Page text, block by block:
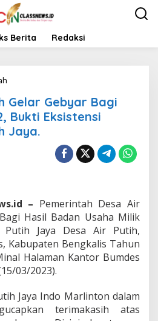
Berita Redaksi
m
d
e
s
t
h
G
e
l
a
r
e
b
Gelar Gebyar Bagi
Bukti Eksistensi
Jaya.
– Pemerintah Desa Air
Hasil Badan Usaha Milik
Putih Jaya Desa Air Putih,
Kabupaten Bengkalis Tahun
Halaman Kantor Bumdes
03/2023).
Jaya Indo Marlinton dalam
terimakasih atas